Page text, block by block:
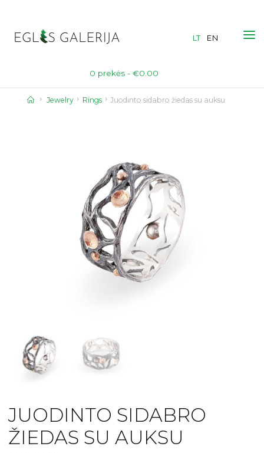
content
0 prekės - €0.00
LT EN
Home
Jewelry Rings Juodinto sidabro žiedas su auksu
JUODINTO SIDABRO
ŽIEDAS SU AUKSU